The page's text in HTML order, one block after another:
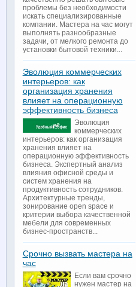
проблемы без необходимости
искать специализированные
компании. Мастера на час могут
выполнять разнообразные
задачи, от мелкого ремонта до
установки бытовой техники...
Эволюция коммерческих
интерьеров: как
организация хранения
влияет на операционную
эффективность бизнеса
Эволюция
коммерческих
интерьеров: как организация
хранения влияет на
операционную эффективность
бизнеса. Экспертный анализ
влияния офисной среды и
систем хранения на
продуктивность сотрудников.
Архитектурные тренды,
зонирование open space и
критерии выбора качественной
мебели для современных
бизнес-пространств...
Срочно вызвать мастера на
час
Если вам срочно
нужен мастер на